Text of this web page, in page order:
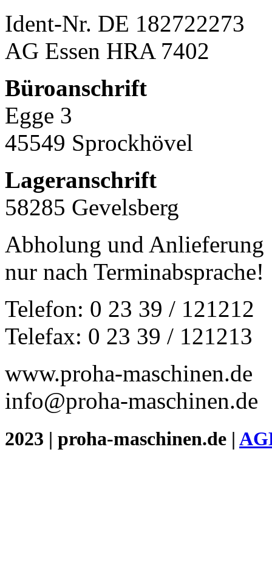
Ident-Nr. DE 182722273
AG Essen HRA 7402
Büroanschrift
Egge 3
45549 Sprockhövel
Lageranschrift
58285 Gevelsberg
Abholung und Anlieferung
nur nach Terminabsprache!
Telefon: 0 23 39 / 121212
Telefax: 0 23 39 / 121213
www.proha-maschinen.de
info@proha-maschinen.de
2023 | proha-maschinen.de |